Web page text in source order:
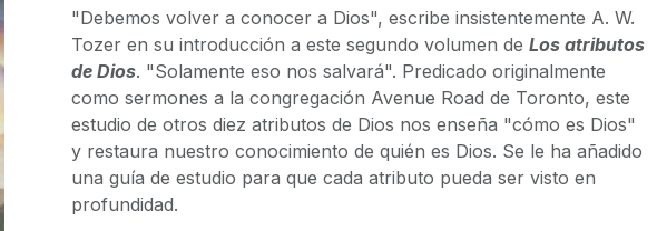
"Debemos volver a conocer a Dios", escribe insistentemente A. W.
Tozer en su introducción a este segundo volumen de Los atributos
de Dios. "Solamente eso nos salvará". Predicado originalmente
como sermones a la congregación Avenue Road de Toronto, este
estudio de otros diez atributos de Dios nos enseña "cómo es Dios"
y restaura nuestro conocimiento de quién es Dios. Se le ha añadido
una guía de estudio para que cada atributo pueda ser visto en
profundidad.